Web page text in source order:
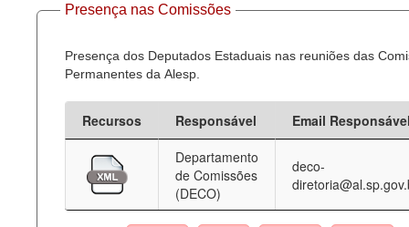
Presença nas Comissões
Presença dos Deputados Estaduais nas reuniões das
Permanentes da Alesp.
Recursos Responsável
Email
Departamento
de Comissões
(DECO)
deco-